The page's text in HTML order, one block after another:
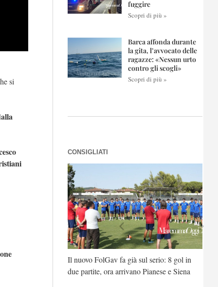
si
fuggire
Scopri di più »
Barca affonda durante
la gita, l’avvocato delle
ragazze: «Nessun urto
contro gli scogli»
Scopri di più »
CONSIGLIATI
Continuano le
Il nuovo FolGav fa già sul serio: 8 gol in
due partite, ora arrivano Pianese e Siena